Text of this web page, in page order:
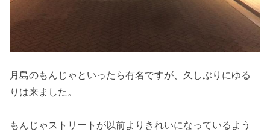
月島のもんじゃといったら有名ですが、久しぶりにゆる
りは来ました。
もんじゃストリートが以前よりきれいになっているよう